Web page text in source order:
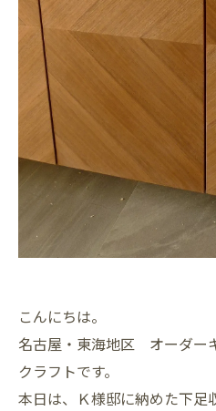
こんにちは。
名古屋・東海地区 オーダー
クラフトです。
本日は、Ｋ様邸に納めた下足